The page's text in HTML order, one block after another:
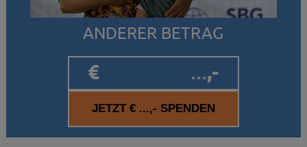
ANDERER BETRAG
€ ,-